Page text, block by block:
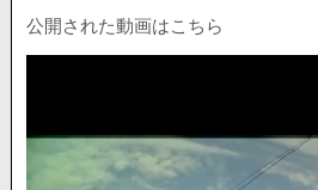
公開された動画はこちら